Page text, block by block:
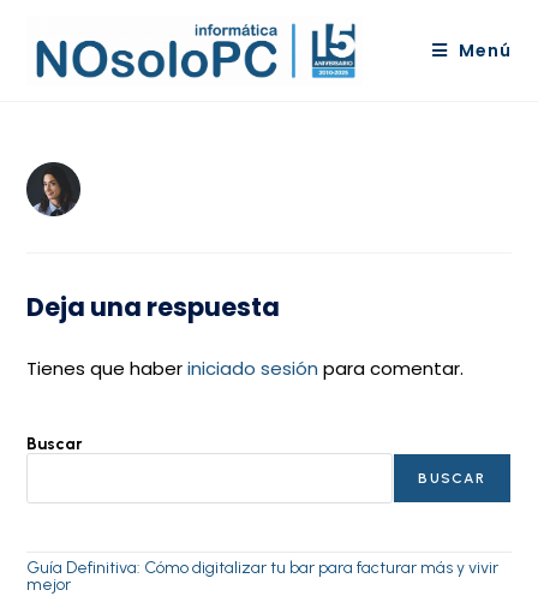
Menú
Deja una respuesta
Tienes que haberiniciado sesión para comentar.
Buscar
BUSCAR
Guía Definitiva: Cómo digitalizar tu bar para facturar más y vivir
mejor